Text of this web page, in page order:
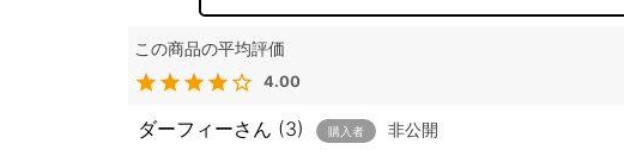
4.00
ダーフィー 3 購入者
非公開